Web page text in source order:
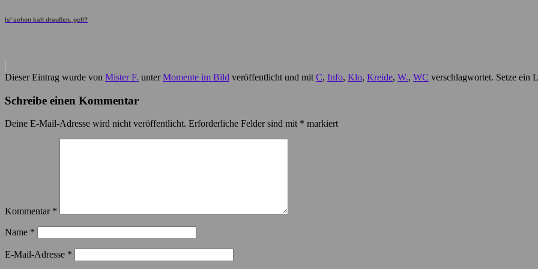
Is' schon kalt draußen, gell?
Dieser Eintrag wurde von Mister F. unterMomente im Bild veröffentlicht und mit C, Info, Klo, Kreide, W., WC verschlagwortet. Setze ein
Schreibe einen Kommentar
Deine E-Mail-Adresse wird nicht veröffentlicht. Erforderliche Felder sind mit * markiert
Kommentar *
Name *
E-Mail-Adresse *